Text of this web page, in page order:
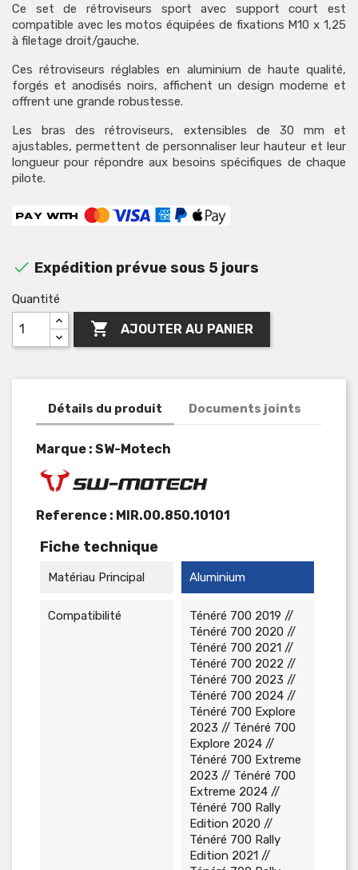
Ce set de rétroviseurs sport avec support court est
compatible avec les motos équipées de fixations M10 x 1,25
à filetage droit/gauche.
Ces rétroviseurs réglables en aluminium de haute qualité,
forgés et anodisés noirs, affichent un design moderne et
offrent une grande robustesse.
Les bras des rétroviseurs, extensibles de 30 mm et
ajustables, permettent de personnaliser leur hauteur et leur
longueur pour répondre aux besoins spécifiques de chaque
pilote.
 Expédition prévue sous 5 jours
Quantité
 AJOUTER AU PANIER
Détails du produit Documents joints
Marque : SW-Motech
Reference : MIR.00.850.10101
Fiche technique
Matériau Principal Aluminium
Compatibilité
Ténéré 700 2019 //
Ténéré 700 2020 //
Ténéré 700 2021 //
Ténéré 700 2022 //
Ténéré 700 2023 //
Ténéré 700 2024 //
Ténéré 700 Explore
2023 // Ténéré 700
Explore 2024 //
Ténéré 700 Extreme
2023 // Ténéré 700
Extreme 2024 //
Ténéré 700 Rally
Edition 2020 //
Ténéré 700 Rally
Edition 2021 //